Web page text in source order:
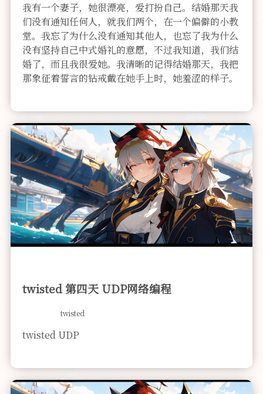
我有一个妻子，她很漂亮，爱打扮自己。结婚那天我
们没有通知任何人，就我们两个，在一个偏僻的小教
堂。我忘了为什么没有通知其他人，也忘了我为什么
没有坚持自己中式婚礼的意愿，不过我知道，我们结
婚了，而且我很爱她。我清晰的记得结婚那天，我把
那象征着誓言的钻戒戴在她手上时，她羞涩的样子。
twisted 第四天 UDP网络编程
twisted
twisted UDP